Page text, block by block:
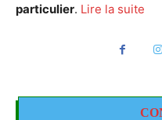
particulier. Lire la suite